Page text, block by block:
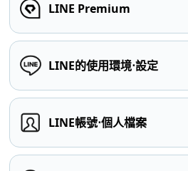
LINE Premium
LINE的使用環境⋅設定
LINE帳號⋅個人檔案